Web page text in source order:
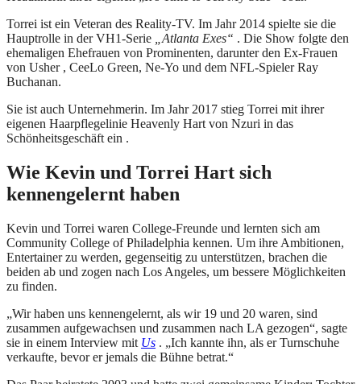
Torrei ist ein Veteran des Reality-TV. Im Jahr 2014 spielte sie die
Hauptrolle in der VH1-Serie
„Atlanta Exes“ . Die Show folgte den
ehemaligen Ehefrauen von Prominenten, darunter den Ex-Frauen
von Usher , CeeLo Green, Ne-Yo und dem NFL-Spieler Ray
Buchanan.
Sie ist auch Unternehmerin. Im Jahr 2017 stieg Torrei mit ihrer
eigenen Haarpflegelinie Heavenly Hart von Nzuri in das
Schönheitsgeschäft ein .
Wie Kevin und Torrei Hart sich
kennengelernt haben
Kevin und Torrei waren College-Freunde und lernten sich am
Community College of Philadelphia kennen. Um ihre Ambitionen,
Entertainer zu werden, gegenseitig zu unterstützen, brachen die
beiden ab und zogen nach Los Angeles, um bessere Möglichkeiten
zu finden.
„Wir haben uns kennengelernt, als wir 19 und 20 waren, sind
zusammen aufgewachsen und zusammen nach LA gezogen“, sagte
sie in einem Interview mit Us . „Ich kannte ihn, als er Turnschuhe
verkaufte, bevor er jemals die Bühne betrat.“